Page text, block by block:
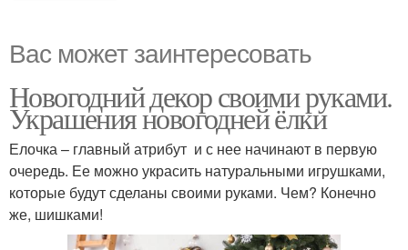
Вас может заинтересовать
Новогодний декор своими руками.
Украшения новогодней ёлки
Елочка – главный атрибут и с нее начинают в первую
очередь. Ее можно украсить натуральными игрушками,
которые будут сделаны своими руками. Чем? Конечно
же, шишками!